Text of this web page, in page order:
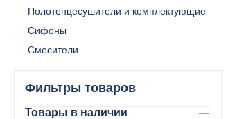
Полотенцесушители и комплектующие
Сифоны
Смесители
Фильтры товаров
Товары в наличии